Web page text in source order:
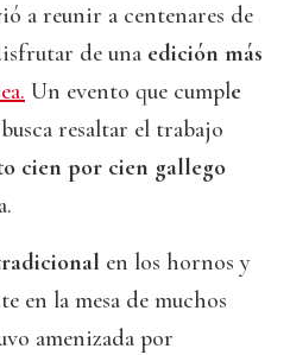
a reunir a centenares de
de una edición más
Un evento que cumple
resaltar el trabajo
cien por cien gallego
en los hornos y
en la mesa de muchos
amenizada por